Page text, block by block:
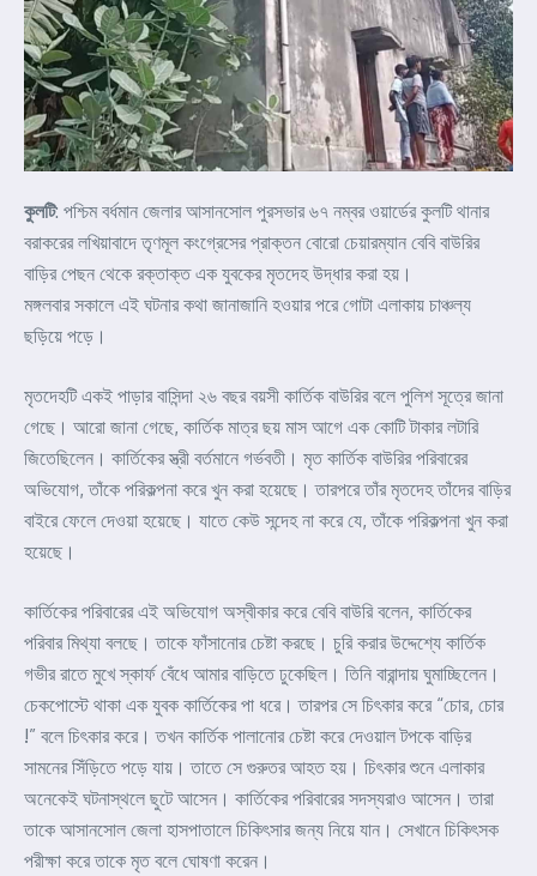
কুলটি: পশ্চিম বর্ধমান জেলার আসানসোল পুরসভার ৬৭ নম্বর ওয়ার্ডের কুলটি থানার
বরাকরের লখিয়াবাদে তৃণমূল কংগ্রেসের প্রাক্তন বোরো চেয়ারম্যান বেবি বাউরির
বাড়ির পেছন থেকে রক্তাক্ত এক যুবকের মৃতদেহ উদ্ধার করা হয়।
মঙ্গলবার সকালে এই ঘটনার কথা জানাজানি হওয়ার পরে গোটা এলাকায় চাঞ্চল্য
ছড়িয়ে পড়ে।
মৃতদেহটি একই পাড়ার বাসিন্দা ২৬ বছর বয়সী কার্তিক বাউরির বলে পুলিশ সূত্রে জানা
গেছে। আরো জানা গেছে, কার্তিক মাত্র ছয় মাস আগে এক কোটি টাকার লটারি
জিতেছিলেন। কার্তিকের স্ত্রী বর্তমানে গর্ভবতী। মৃত কার্তিক বাউরির পরিবারের
অভিযোগ, তাঁকে পরিকল্পনা করে খুন করা হয়েছে। তারপরে তাঁর মৃতদেহ তাঁদের বাড়ির
বাইরে ফেলে দেওয়া হয়েছে। যাতে কেউ সন্দেহ না করে যে, তাঁকে পরিকল্পনা খুন করা
হয়েছে।
কার্তিকের পরিবারের এই অভিযোগ অস্বীকার করে বেবি বাউরি বলেন, কার্তিকের
পরিবার মিথ্যা বলছে। তাকে ফাঁসানোর চেষ্টা করছে। চুরি করার উদ্দেশ্যে কার্তিক
গভীর রাতে মুখে স্কার্ফ বেঁধে আমার বাড়িতে ঢুকেছিল। তিনি বারান্দায় ঘুমাচ্ছিলেন।
চেকপোস্টে থাকা এক যুবক কার্তিকের পা ধরে। তারপর সে চিৎকার করে “চোর, চোর
!” বলে চিৎকার করে। তখন কার্তিক পালানোর চেষ্টা করে দেওয়াল টপকে বাড়ির
সামনের সিঁড়িতে পড়ে যায়। তাতে সে গুরুতর আহত হয়। চিৎকার শুনে এলাকার
অনেকেই ঘটনাস্থলে ছুটে আসেন। কার্তিকের পরিবারের সদস্যরাও আসেন। তারা
তাকে আসানসোল জেলা হাসপাতালে চিকিৎসার জন্য নিয়ে যান। সেখানে চিকিৎসক
পরীক্ষা করে তাকে মৃত বলে ঘোষণা করেন।